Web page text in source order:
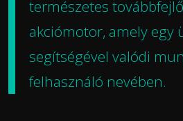
természetes
akciómotor, amely egy
segítségével valódi
felhasználó nevében.